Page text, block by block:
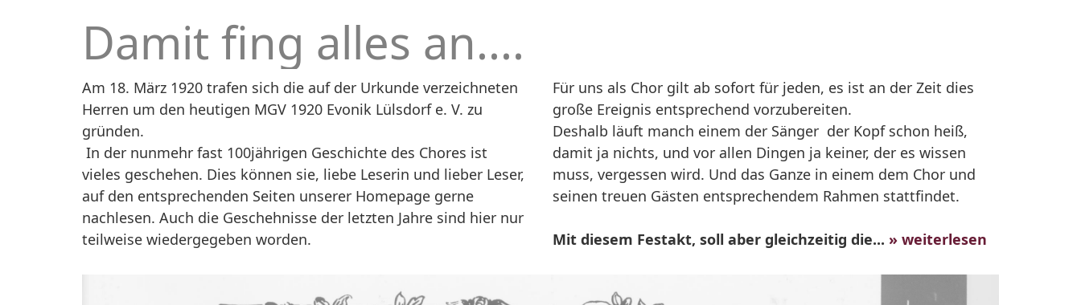
Damit fing alles an....
Am 18. März 1920 trafen sich die auf der Urkunde verzeichneten
Herren um den heutigen MGV 1920 Evonik Lülsdorf e. V. zu
gründen.
In der nunmehr fast 100jährigen Geschichte des Chores ist
vieles geschehen. Dies können sie, liebe Leserin und lieber Leser,
auf den entsprechenden Seiten unserer Homepage gerne
nachlesen. Auch die Geschehnisse der letzten Jahre sind hier nur
teilweise wiedergegeben worden.
Für uns als Chor gilt ab sofort für jeden, es ist an der Zeit dies
große Ereignis entsprechend vorzubereiten.
Deshalb läuft manch einem der Sänger der Kopf schon heiß,
damit ja nichts, und vor allen Dingen ja keiner, der es wissen
muss, vergessen wird. Und das Ganze in einem dem Chor und
seinen treuen Gästen entsprechendem Rahmen stattfindet.
Mit diesem Festakt, soll aber gleichzeitig die... » weiterlesen